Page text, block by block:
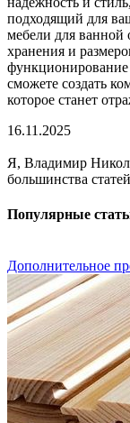
подходящий для
мебели для
хранения и
сможете создать
которое станет
16.11.2025
Я, Владимир
большинства статей
Популярные
Дополнительное